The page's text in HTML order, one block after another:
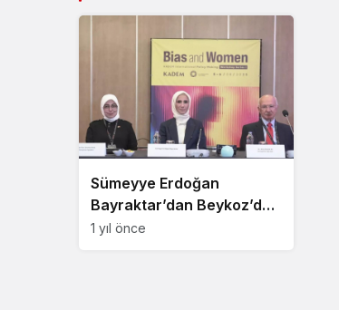
Sümeyye Erdoğan
Bayraktar’dan Beykoz’da
önemli açıklamalar
1 yıl önce